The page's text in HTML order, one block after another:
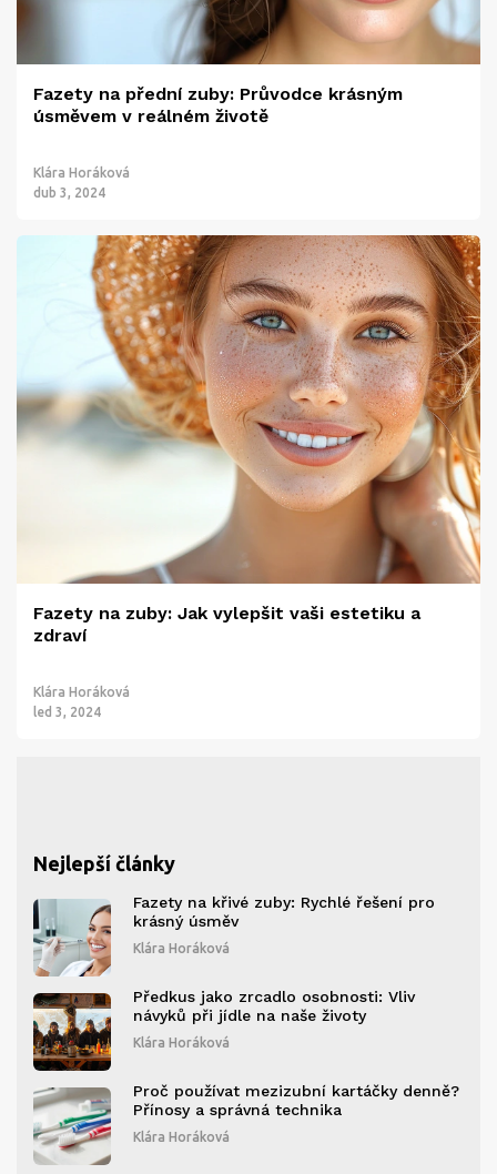
Fazety na přední zuby: Průvodce krásným
úsměvem v reálném životě
Klára Horáková
dub 3, 2024
Fazety na zuby: Jak vylepšit vaši estetiku a
zdraví
Klára Horáková
led 3, 2024
Nejlepší články
Fazety na křivé zuby: Rychlé řešení pro
krásný úsměv
Klára Horáková
Předkus jako zrcadlo osobnosti: Vliv
návyků při jídle na naše životy
Klára Horáková
Proč používat mezizubní kartáčky denně?
Přínosy a správná technika
Klára Horáková